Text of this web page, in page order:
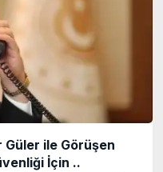
Güler ile Görüşen
İçin ..